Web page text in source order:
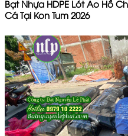
Bạt Nhựa HDPE Lót Ao Hồ
Cá Tại Kon Tum 2026